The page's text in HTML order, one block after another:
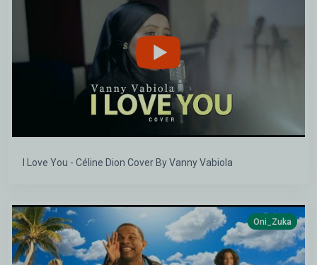
I Love You - Céline Dion Cover By Vanny Vabiola
Oni_Zuka